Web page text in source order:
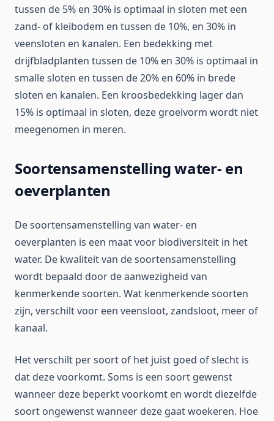
tussen de 5% en 30% is optimaal in sloten met een
zand- of kleibodem en tussen de 10%, en 30% in
veensloten en kanalen. Een bedekking met
drijfbladplanten tussen de 10% en 30% is optimaal in
smalle sloten en tussen de 20% en 60% in brede
sloten en kanalen. Een kroosbedekking lager dan
15% is optimaal in sloten, deze groeivorm wordt niet
meegenomen in meren.
Soortensamenstelling water- en
oeverplanten
De soortensamenstelling van water- en
oeverplanten is een maat voor biodiversiteit in het
water. De kwaliteit van de soortensamenstelling
wordt bepaald door de aanwezigheid van
kenmerkende soorten. Wat kenmerkende soorten
zijn, verschilt voor een veensloot, zandsloot, meer of
kanaal.
Het verschilt per soort of het juist goed of slecht is
dat deze voorkomt. Soms is een soort gewenst
wanneer deze beperkt voorkomt en wordt diezelfde
soort ongewenst wanneer deze gaat woekeren. Hoe